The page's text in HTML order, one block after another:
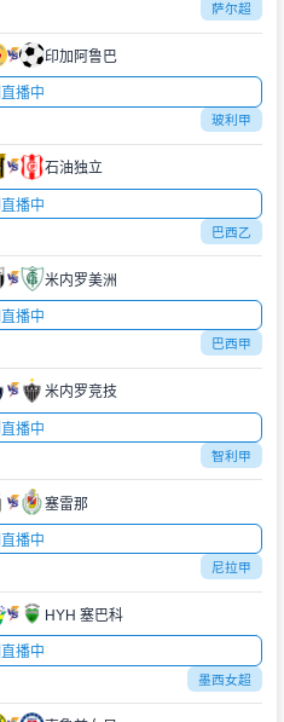
萨尔超
印加阿鲁巴
直播中
玻利甲
石油独立
直播中
巴西乙
米内罗美洲
直播中
巴西甲
米内罗竞技
直播中
智利甲
塞雷那
直播中
尼拉甲
HYH 塞巴科
直播中
墨西女超